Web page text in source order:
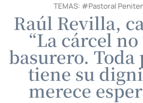
TEMAS: #Pastoral
Raúl Revilla,
“La cárcel no
basurero. Toda
tiene su
merece